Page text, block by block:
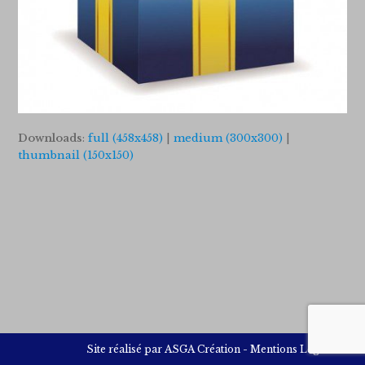
Downloads:full (458x458) |medium (300x300)
thumbnail (150x150)
Site réalisé par ASGA Création- Mentions Légales